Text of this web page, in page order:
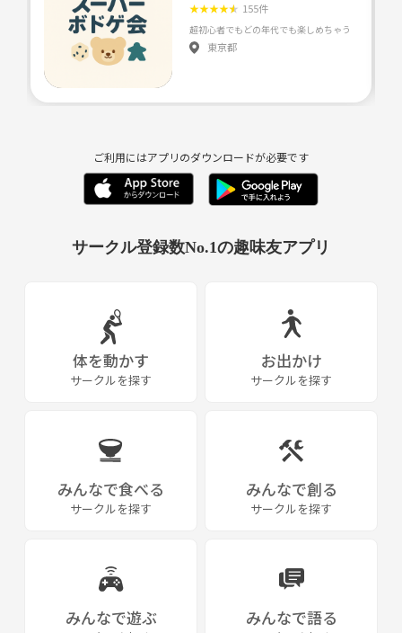
★★★★★ 155件
東京都
ご利用にはアプリのダウンロードが必要です
サークル登録数No.1の趣味友アプリ
体を動かす
サークルを探す
お出かけ
サークルを探す
みんなで食べる
サークルを探す
みんなで創る
サークルを探す
みんなで遊ぶ みんなで語る